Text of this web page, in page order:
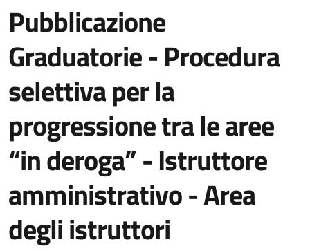
Pubblicazione
Graduatorie - Procedura
selettiva per la
progressione tra le aree
“in deroga” - Istruttore
amministrativo - Area
degli istruttori